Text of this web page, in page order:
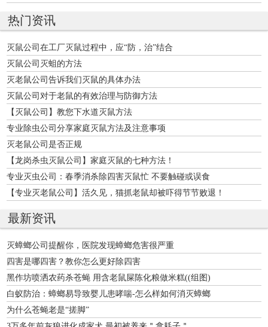
热门资讯
灭鼠公司在工厂灭鼠过程中，应“防，治”结合
灭鼠公司灭蛆的方法
灭老鼠公司告诉我们灭鼠的具体办法
灭鼠公司对于老鼠的有效治理与防御方法
【灭鼠公司】教您下水道灭鼠方法
专业除虫公司分享家庭灭鼠方法及注意事项
灭老鼠公司是否正规
【龙岗杀虫灭鼠公司】家庭灭鼠的七种方法！
专业灭虫公司：春季消杀除四害灭鼠忙 不要触碰或误食
【专业灭老鼠公司】活久见，猫抓老鼠却被吓得节节败退！
最新资讯
灭蟑螂公司提醒你，医院发现蟑螂危害很严重
四害是哪四害？教你怎么更好除四害
黑作坊喷洒农药杀苍蝇 用含老鼠屎陈化粮做米糕((组图)
白蚁防治：蟑螂易导致婴儿患哮喘-怎么样如何消灭蟑螂
为什么苍蝇老是“搓脚”